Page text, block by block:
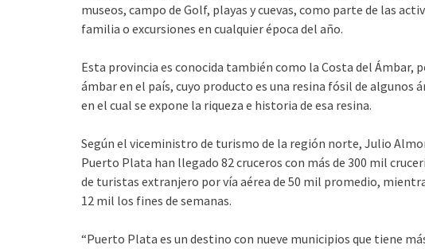
museos, campo de Golf, playas y cuevas, como parte de las
familia o excursiones en cualquier época del año.
Esta provincia es conocida también como la Costa del Ámbar,
ámbar en el país, cuyo producto es una resina fósil de algunos
en el cual se expone la riqueza e historia de esa resina.
Según el viceministro de turismo de la región norte, Julio
Puerto Plata han llegado 82 cruceros con más de 300 mil
de turistas extranjero por vía aérea de 50 mil promedio,
12 mil los fines de semanas.
“Puerto Plata es un destino con nueve municipios que tiene